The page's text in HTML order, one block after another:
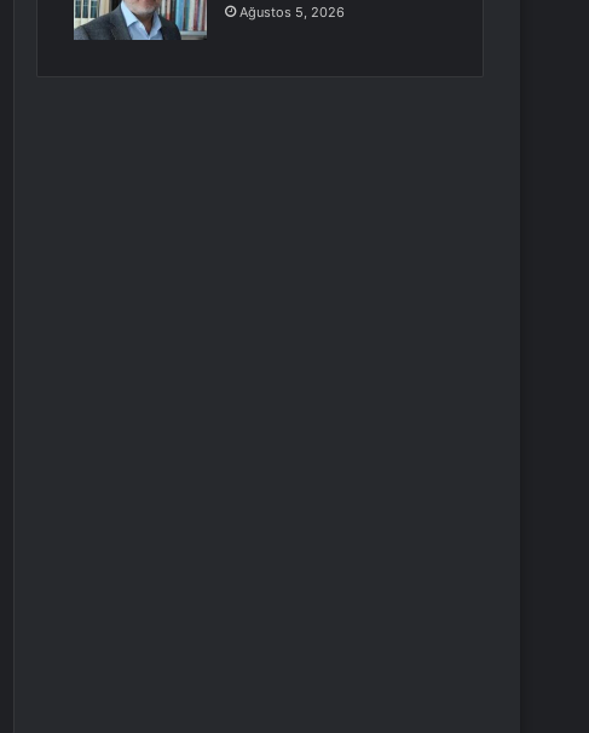
Ağustos 5, 2026